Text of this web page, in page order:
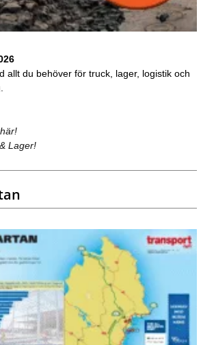
allt du behöver för truck, lager, logistik och
Lager!